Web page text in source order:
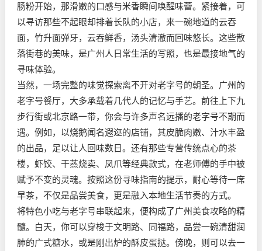
肠粉开始，那滑嫩的口感与米香瞬间唤醒味蕾。紧接着，可
以寻访那些不起眼却排着长队的小店，来一碗地道的云吞
面，竹升面弹牙，云吞鲜香，汤头清澈而回味悠长。这些散
落街巷的美味，是广州人日常生活的写照，也是最接地气的
寻味体验。
当然，一场完整的味觉探索离不开对老字号的朝圣。广州的
老字号餐厅，大多承载着几代人的记忆与手艺。前往上下九
步行街或北京路一带，你会与许多声名远播的老字号不期而
遇。例如，以烧鹅闻名遐迩的店铺，其皮脆肉嫩、汁水丰盈
的出品，足以让人回味数日。还有那些专营传统点心的茶
楼，虾饺、干蒸烧卖、凤爪等经典款式，在老师傅的手中被
赋予不变的灵魂。按照这份寻味指南的提示，耐心等待一席
早茶，不仅是品尝美食，更是融入本地生活节奏的方式。
将特色小吃与老字号串联起来，便构成了广州美食攻略的精
髓。白天，你可以穿梭于文明路、同福路，品尝一碗清甜润
肺的广式糖水，或是刚出炉的酥皮蛋挞。傍晚，则可以去一